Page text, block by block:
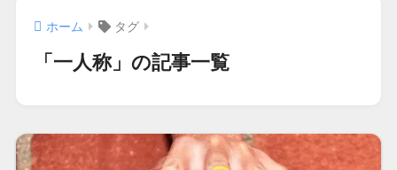
ホーム タグ
「一人称」の記事一覧